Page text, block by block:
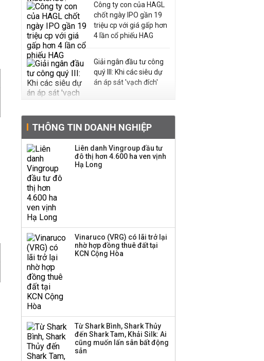
Công ty con của HAGL
chốt ngày IPO gần 19
triệu cp với giá gấp hơn
4 lần cổ phiếu HAG
Giải ngân đầu tư công
quý III: Khi các siêu dự
án áp sát 'vạch đích'
triển quỹ hưu trí: Từ tiết
kiệm gia đình thành
nguồn cấp vốn dài hạn
và kinh nghiệm từ
Malaysia
Iran xem xét cấm tàu
VPBankS xin từ nhiệm
THÔNG TIN DOANH NGHIỆP
Liên danh Vingroup đầu tư
đô thị hơn 4.600 ha ven vịnh
Hạ Long
Vinaruco (VRG) có lãi trở lại
nhờ hợp đồng thuê đất tại
KCN Cộng Hòa
Từ Shark Bình, Shark Thủy
đến Shark Tam, Khải Silk: Ai
cũng muốn lấn sân bất động
sản